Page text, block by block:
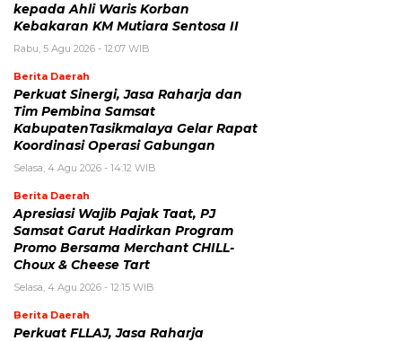
kepada Ahli Waris Korban
Kebakaran KM Mutiara Sentosa II
Rabu, 5 Agu 2026 - 12:07 WIB
Berita Daerah
Perkuat Sinergi, Jasa Raharja dan
Tim Pembina Samsat
KabupatenTasikmalaya Gelar Rapat
Koordinasi Operasi Gabungan
Selasa, 4 Agu 2026 - 14:12 WIB
Berita Daerah
Apresiasi Wajib Pajak Taat, PJ
Samsat Garut Hadirkan Program
Promo Bersama Merchant CHILL-
Choux & Cheese Tart
Selasa, 4 Agu 2026 - 12:15 WIB
Berita Daerah
Perkuat FLLAJ, Jasa Raharja